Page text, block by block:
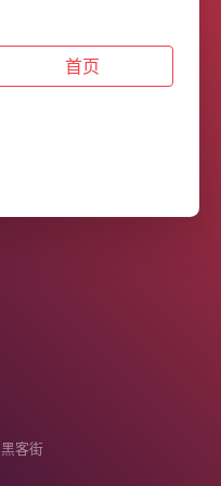
首页
黑客街